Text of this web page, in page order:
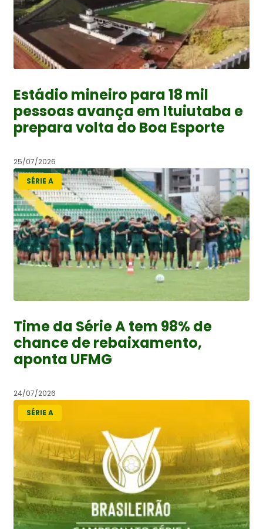
Estádio mineiro para 18 mil
pessoas avança em Ituiutaba e
prepara volta do Boa Esporte
25/07/2026
SÉRIE A
Time da Série A tem 98% de
chance de rebaixamento,
aponta UFMG
24/07/2026
SÉRIE A